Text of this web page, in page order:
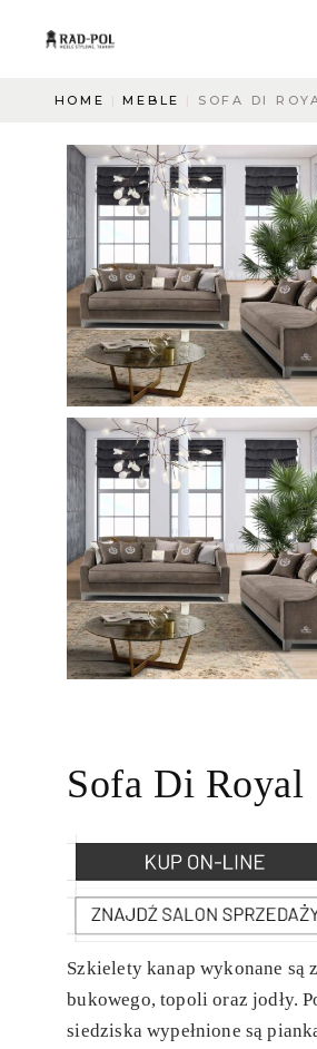
HOME MEBLE SOFA DI
Sofa Di Royal
Szkielety kanap wykonane są
bukowego, topoli oraz jodły.
siedziska wypełnione są